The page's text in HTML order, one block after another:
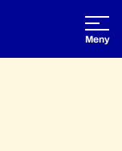
Öppna
Meny